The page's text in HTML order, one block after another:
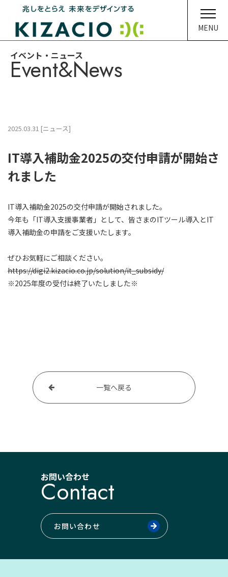
MENU
HOME
メディア
お問い合わせ
イベント・ニュース
Event&News
2025.03.31 [ニュース]
IT導入補助金2025の交付申請が開始さ
れました
IT導入補助金2025の交付申請が開始されました。
今年も「IT導入支援事業者」として、皆さまのITツール導入とIT
導入補助金の申請をご支援いたします。
ぜひお気軽にご相談ください。
https://digi2.kizacio.co.jp/solution/it_subsidy/
※2025年度の受付は終了いたしました※
一覧へ戻る
お問い合わせ
Contact
お問い合わせ